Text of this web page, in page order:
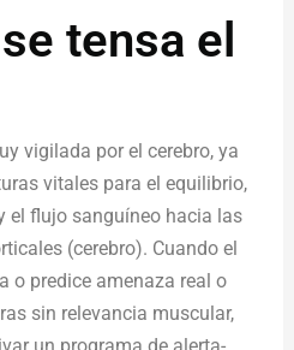
tensa el
vigilada por el cerebro, ya
vitales para el equilibrio,
el flujo sanguíneo hacia las
(cerebro). Cuando el
o predice amenaza real o
sin relevancia muscular,